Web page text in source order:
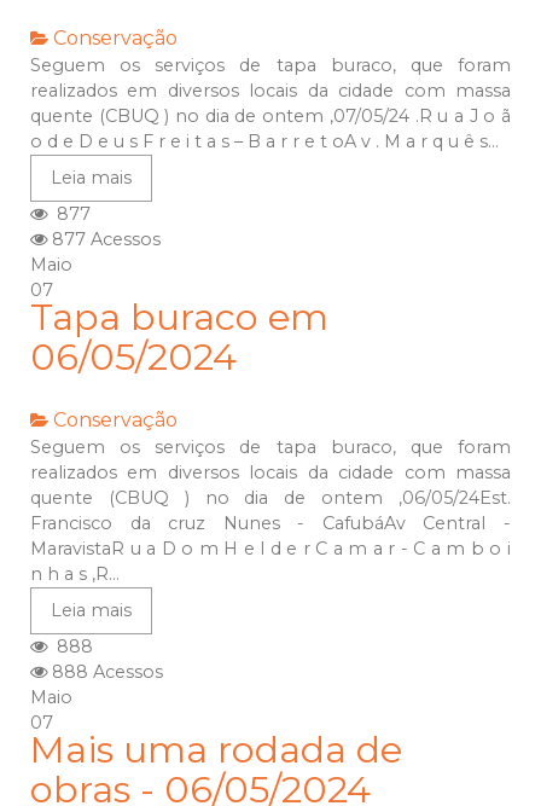
Conservação
Seguem os serviços de tapa buraco, que foram
realizados em diversos locais da cidade com massa
quente (CBUQ ) no dia de ontem ,07/05/24 .R u a J o ã
o d e D e u s F r e i t a s – B a r r e t oA v . M a r q u ê s...
Leia mais
877
877 Acessos
Maio
07
Tapa buraco em
06/05/2024
Conservação
Seguem os serviços de tapa buraco, que foram
realizados em diversos locais da cidade com massa
quente (CBUQ ) no dia de ontem ,06/05/24Est.
Francisco da cruz Nunes - CafubáAv Central -
MaravistaR u a D o m H e l d e r C a m a r - C a m b o i
n h a s ,R...
Leia mais
888
888 Acessos
Maio
07
Mais uma rodada de
obras - 06/05/2024